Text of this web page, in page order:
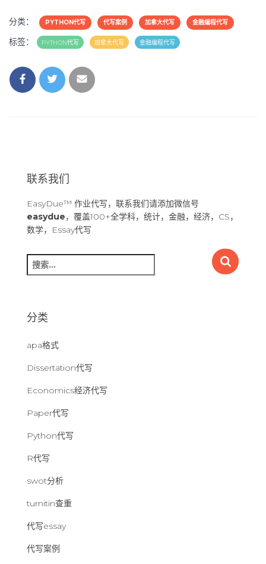
分类： PYTHON代写 代写案例 加拿大代写 金融编程代写
标签： PYTHON代写 加拿大代写 金融编程代写
联系我们
EasyDue™ 作业代写，联系我们请添加微信号
easydue，覆盖100+全学科，统计，金融，经济，CS，
数学，Essay代写
搜
索
分类
apa格式
Dissertation代写
Economics经济代写
Paper代写
Python代写
R代写
swot分析
turnitin查重
代写essay
代写案例